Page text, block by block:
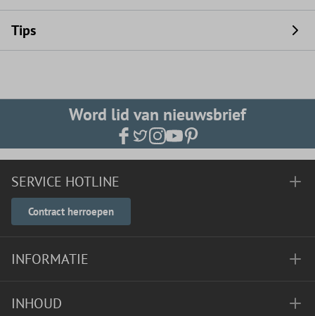
Tips
Word lid van nieuwsbrief
SERVICE HOTLINE
Contract herroepen
INFORMATIE
INHOUD